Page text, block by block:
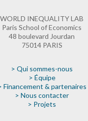
WORLD INEQUALITY LAB
Paris School of Economics
48 boulevard Jourdan
75014 PARIS
> Qui sommes-nous
> Équipe
Financement & partenaires
> Nous contacter
> Projets